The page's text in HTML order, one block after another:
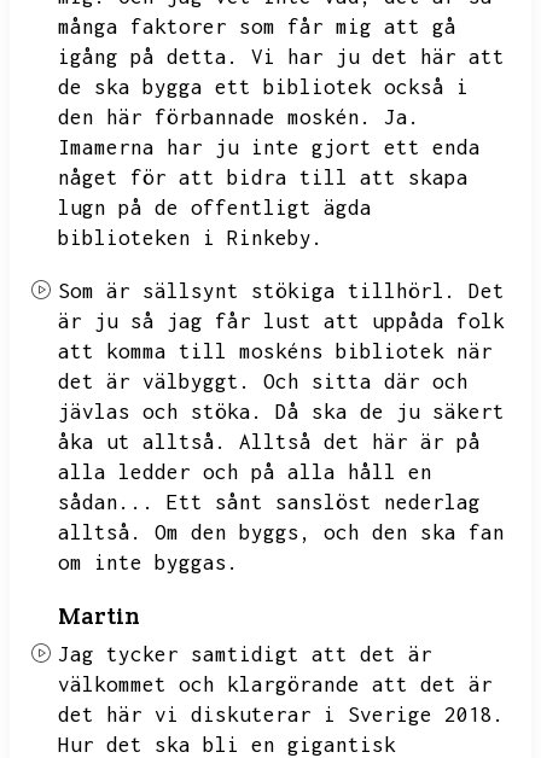
många faktorer som får mig att gå
igång på detta.
Vi har ju det här att
de ska bygga ett bibliotek också i
den här förbannade moskén.
Ja.
Imamerna har ju inte gjort ett enda
någet för att bidra till att skapa
lugn på de offentligt ägda
biblioteken i Rinkeby.
Som är sällsynt stökiga tillhörl.
Det
är ju så jag får lust att uppåda folk
att komma till moskéns bibliotek när
det är välbyggt.
Och sitta där och
jävlas och stöka.
Då ska de ju säkert
åka ut alltså.
Alltså det här är på
alla ledder och på alla håll en
sådan...
Ett sånt sanslöst nederlag
alltså.
Om den byggs,
och den ska fan
om inte byggas.
Martin
Jag tycker samtidigt att det är
välkommet och klargörande att det är
det här vi diskuterar i Sverige 2018.
Hur det ska bli en gigantisk